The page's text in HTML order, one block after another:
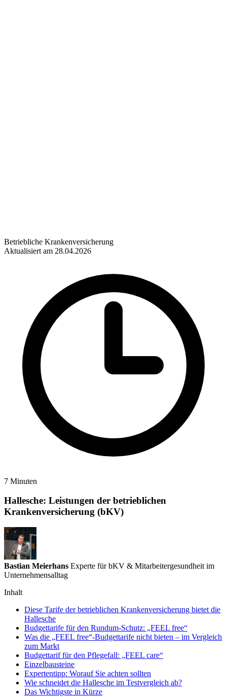
Betriebliche Krankenversicherung
Aktualisiert am 28.04.2026
7 Minuten
Hallesche: Leistungen der betrieblichen
Krankenversicherung (bKV)
Bastian Meierhans Experte für bKV & Mitarbeitergesundheit im
Unternehmensalltag
Inhalt
Diese Tarife der betrieblichen Krankenversicherung bietet die
Hallesche
Budgettarife für den Rundum-Schutz: „FEEL free“
Was die „FEEL free“-Budgettarife nicht bieten – im Vergleich
zum Markt
Budgettarif für den Pflegefall: „FEEL care“
Einzelbausteine
Expertentipp: Worauf Sie achten sollten
Wie schneidet die Hallesche im Testvergleich ab?
Das Wichtigste in Kürze